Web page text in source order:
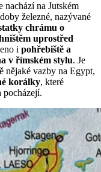
nachází na Jutském
železné, nazývané
chrámu o
uprostřed
i pohřebiště a
v římském stylu. Je
nějaké vazby na Egypt,
korálky, které
pocházejí.